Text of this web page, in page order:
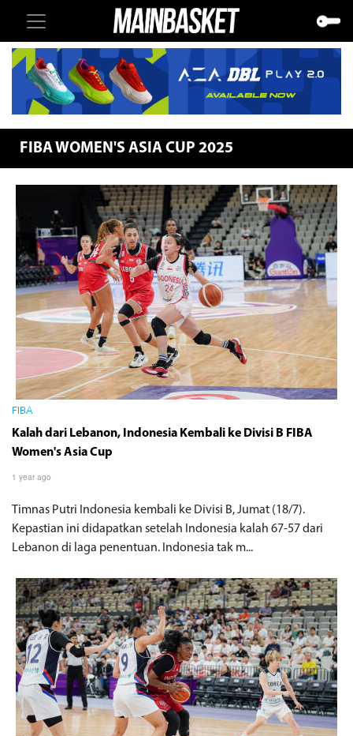
FIBA WOMEN'S ASIA CUP 2025
FIBA
Kalah dari Lebanon, Indonesia Kembali ke Divisi B FIBA
Women's Asia Cup
1 year ago
Timnas Putri Indonesia kembali ke Divisi B, Jumat (18/7).
Kepastian ini didapatkan setelah Indonesia kalah 67-57 dari
Lebanon di laga penentuan. Indonesia tak m...